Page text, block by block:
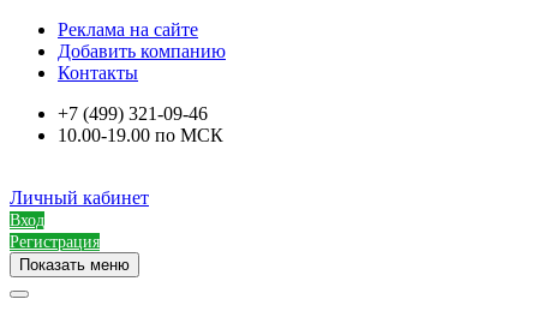
Реклама на сайте
Добавить компанию
Контакты
+7 (499) 321-09-46
10.00-19.00 по МСК
Личный кабинет
Вход
Регистрация
Показать меню